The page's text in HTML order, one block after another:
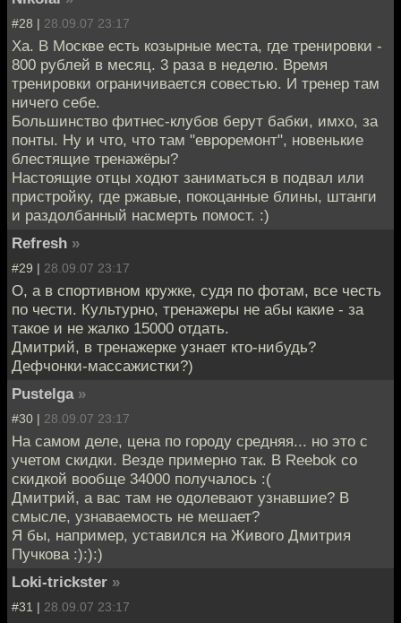
#28 | 28.09.07 23:17
Ха. В Москве есть козырные места, где тренировки -
800 рублей в месяц. 3 раза в неделю. Время
тренировки ограничивается совестью. И тренер там
ничего себе.
Большинство фитнес-клубов берут бабки, имхо, за
понты. Ну и что, что там "евроремонт", новенькие
блестящие тренажёры?
Настоящие отцы ходют заниматься в подвал или
пристройку, где ржавые, покоцанные блины, штанги
и раздолбанный насмерть помост. :)
Refresh »
#29 | 28.09.07 23:17
О, а в спортивном кружке, судя по фотам, все честь
по чести. Культурно, тренажеры не абы какие - за
такое и не жалко 15000 отдать.
Дмитрий, в тренажерке узнает кто-нибудь?
Дефчонки-массажистки?)
Pustelga »
#30 | 28.09.07 23:17
На самом деле, цена по городу средняя... но это с
учетом скидки. Везде примерно так. В Reebok со
скидкой вообще 34000 получалось :(
Дмитрий, а вас там не одолевают узнавшие? В
смысле, узнаваемость не мешает?
Я бы, например, уставился на Живого Дмитрия
Пучкова :):):)
Loki-trickster »
#31 | 28.09.07 23:17